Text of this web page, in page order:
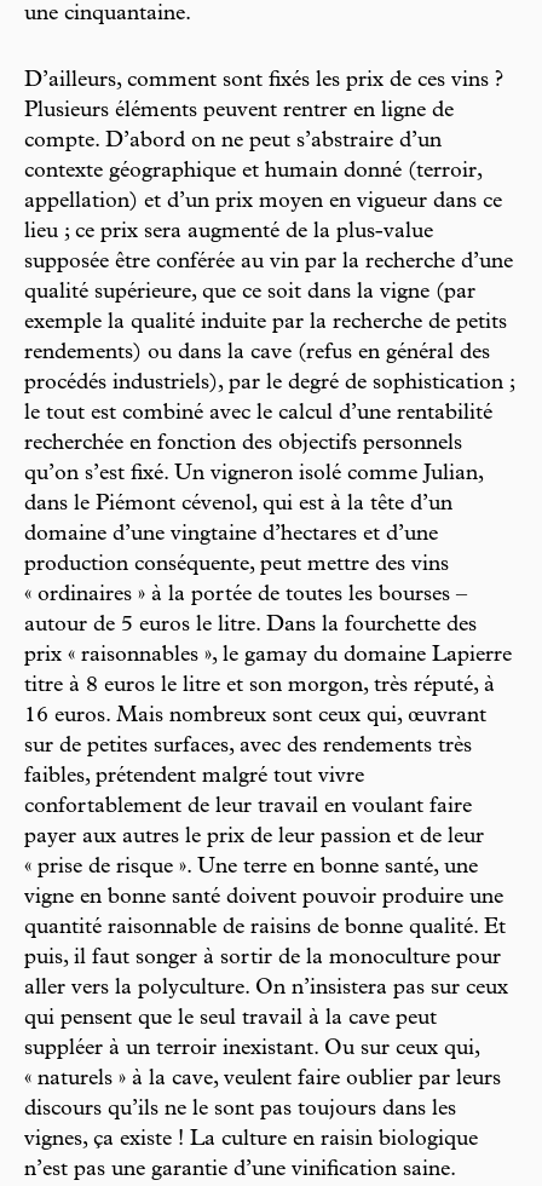
une cinquantaine.
D’ailleurs, comment sont fixés les prix de ces vins ?
Plusieurs éléments peuvent rentrer en ligne de
compte. D’abord on ne peut s’abstraire d’un
contexte géographique et humain donné (terroir,
appellation) et d’un prix moyen en vigueur dans ce
lieu ; ce prix sera augmenté de la plus-value
supposée être conférée au vin par la recherche d’une
qualité supérieure, que ce soit dans la vigne (par
exemple la qualité induite par la recherche de petits
rendements) ou dans la cave (refus en général des
procédés industriels), par le degré de sophistication ;
le tout est combiné avec le calcul d’une rentabilité
recherchée en fonction des objectifs personnels
qu’on s’est fixé. Un vigneron isolé comme Julian,
dans le Piémont cévenol, qui est à la tête d’un
domaine d’une vingtaine d’hectares et d’une
production conséquente, peut mettre des vins
« ordinaires » à la portée de toutes les bourses –
autour de 5 euros le litre. Dans la fourchette des
prix « raisonnables », le gamay du domaine Lapierre
titre à 8 euros le litre et son morgon, très réputé, à
16 euros. Mais nombreux sont ceux qui, œuvrant
sur de petites surfaces, avec des rendements très
faibles, prétendent malgré tout vivre
confortablement de leur travail en voulant faire
payer aux autres le prix de leur passion et de leur
« prise de risque ». Une terre en bonne santé, une
vigne en bonne santé doivent pouvoir produire une
quantité raisonnable de raisins de bonne qualité. Et
puis, il faut songer à sortir de la monoculture pour
aller vers la polyculture. On n’insistera pas sur ceux
qui pensent que le seul travail à la cave peut
suppléer à un terroir inexistant. Ou sur ceux qui,
« naturels » à la cave, veulent faire oublier par leurs
discours qu’ils ne le sont pas toujours dans les
vignes, ça existe ! La culture en raisin biologique
n’est pas une garantie d’une vinification saine.